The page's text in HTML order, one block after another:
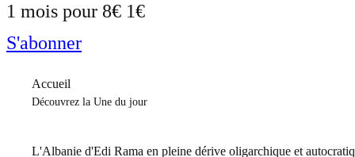
1 mois pour 8€ 1€
S'abonner
Accueil
Découvrez la Une du jour
L'Albanie d'Edi Rama en pleine dérive oligarchique et